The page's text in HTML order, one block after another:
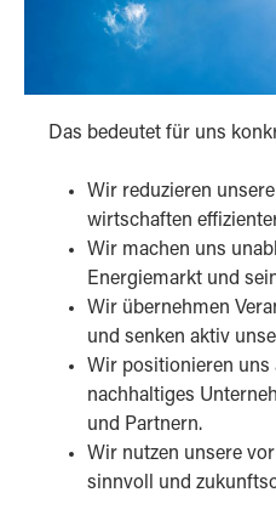
Das bedeutet für uns
Wir reduzieren
wirtschaften
Wir machen uns
Energiemarkt und
Wir übernehmen
und senken aktiv
Wir positionieren uns
nachhaltiges
und Partnern.
Wir nutzen unsere
sinnvoll und